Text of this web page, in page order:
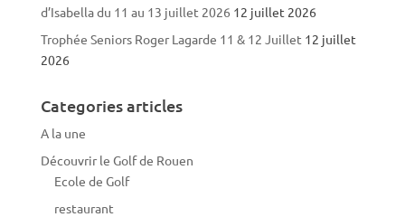
d’Isabella du 11 au 13 juillet 2026 12 juillet 2026
Trophée Seniors Roger Lagarde 11 & 12 Juillet 12 juillet
2026
Categories articles
A la une
Découvrir le Golf de Rouen
Ecole de Golf
restaurant